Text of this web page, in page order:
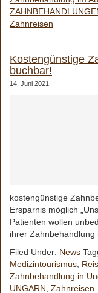
Zahnreisen
Kostengünstige
buchbar!
14. Juni 2021
kostengünstige
Ersparnis möglich
Patienten wollen
ihrer Zahnbehandlung
Filed Under: News
Medizintourismus
Zahnbehandlung in
UNGARN Zahnreisen